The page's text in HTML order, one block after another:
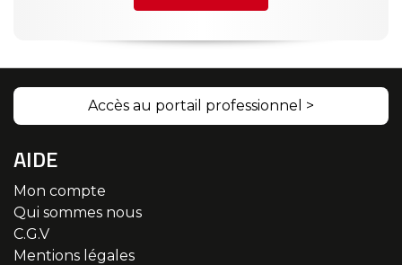
Accès au portail professionnel >
AIDE
Mon compte
Qui sommes nous
C.G.V
Mentions légales